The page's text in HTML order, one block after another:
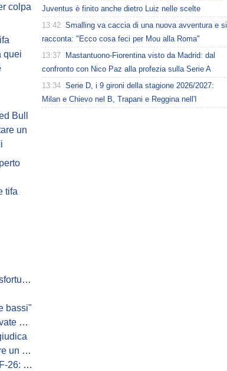
colpa
quei
Bull
un
tifa
bassi"
Juventus è finito anche dietro Luiz nelle scelte
13:42 Smalling va caccia di una nuova avventura e si
racconta: "Ecco cosa feci per Mou alla Roma"
13:37
Mastantuono-Fiorentina visto da Madrid: dal
confronto con Nico Paz alla profezia sulla Serie A
13:34 Serie D, i 9 gironi della stagione 2026/2027:
Milan e Chievo nel B, Trapani e Reggina nell'I